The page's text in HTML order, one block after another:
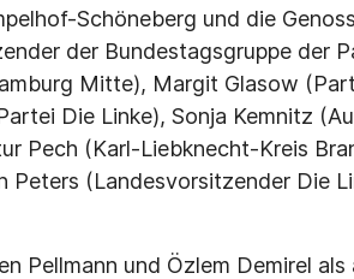
Schöneberg und die
der Bundestagsgruppe der
Mitte), Margit Glasow
Die Linke), Sonja Kemnitz
Pech (Karl-Liebknecht-Kreis
Peters (Landesvorsitzender Die
Pellmann und Özlem Demirel als